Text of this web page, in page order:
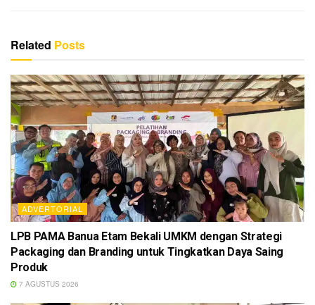
Related Posts
ADVERTORIAL
LPB PAMA Banua Etam Bekali UMKM dengan Strategi
Packaging dan Branding untuk Tingkatkan Daya Saing
Produk
7 AGUSTUS 2026